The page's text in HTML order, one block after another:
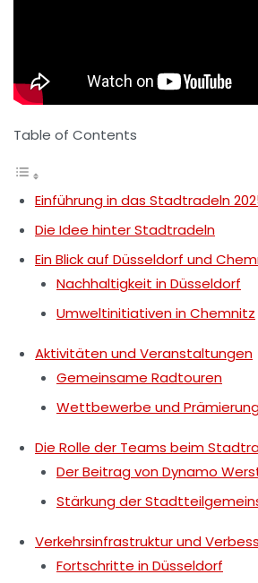
Table of Contents
Einführung in das Stadtradeln
Die Idee hinter Stadtradeln
Ein Blick auf Düsseldorf und
Nachhaltigkeit in Düsseldorf
Umweltinitiativen in Chemnitz
Aktivitäten und Veranstaltungen
Gemeinsame Radtouren
Wettbewerbe und
Die Rolle der Teams beim
Der Beitrag von Dynamo
Stärkung der
Verkehrsinfrastruktur und
Fortschritte in Düsseldorf